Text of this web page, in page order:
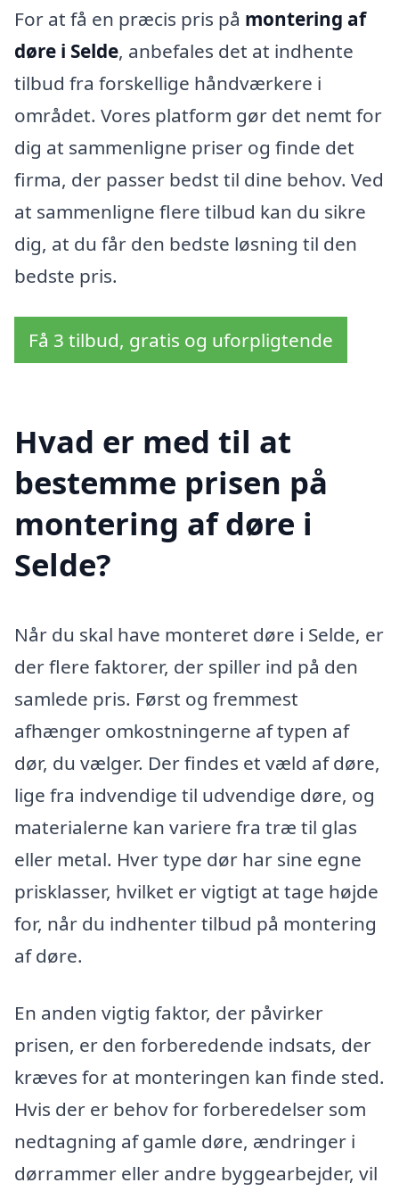
For at få en præcis pris på montering af
døre i Selde, anbefales det at indhente
tilbud fra forskellige håndværkere i
området. Vores platform gør det nemt for
dig at sammenligne priser og finde det
firma, der passer bedst til dine behov. Ved
at sammenligne flere tilbud kan du sikre
dig, at du får den bedste løsning til den
bedste pris.
Få 3 tilbud, gratis og uforpligtende
Hvad er med til at
bestemme prisen på
montering af døre i
Selde?
Når du skal have monteret døre i Selde, er
der flere faktorer, der spiller ind på den
samlede pris. Først og fremmest
afhænger omkostningerne af typen af
dør, du vælger. Der findes et væld af døre,
lige fra indvendige til udvendige døre, og
materialerne kan variere fra træ til glas
eller metal. Hver type dør har sine egne
prisklasser, hvilket er vigtigt at tage højde
for, når du indhenter tilbud på montering
af døre.
En anden vigtig faktor, der påvirker
prisen, er den forberedende indsats, der
kræves for at monteringen kan finde sted.
Hvis der er behov for forberedelser som
nedtagning af gamle døre, ændringer i
dørrammer eller andre byggearbejder, vil